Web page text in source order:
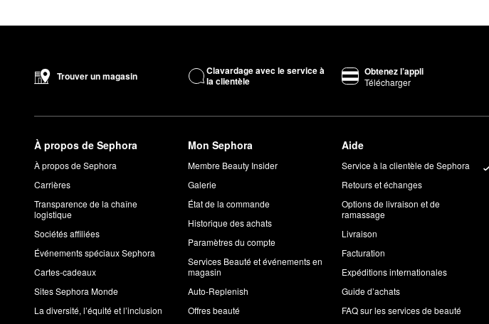
Trouver un magasin
Clavardage avec le service à
la clientèle
Obtenez l’appli
Télécharger
À propos de Sephora
À propos de Sephora
Carrières
Transparence de la chaîne
logistique
Sociétés affiliées
Événements spéciaux Sephora
Cartes-cadeaux
Sites Sephora Monde
La diversité, l’équité et l’inclusion
Mon Sephora
Membre Beauty Insider
Galerie
État de la commande
Historique des achats
Paramètres du compte
Services Beauté et événements en
magasin
Auto-Replenish
Offres beauté
Aide
Service à la clientèle de Sephora
Retours et échanges
Options de livraison et de
ramassage
Livraison
Facturation
Expéditions internationales
Guide d’achats
FAQ sur les services de beauté